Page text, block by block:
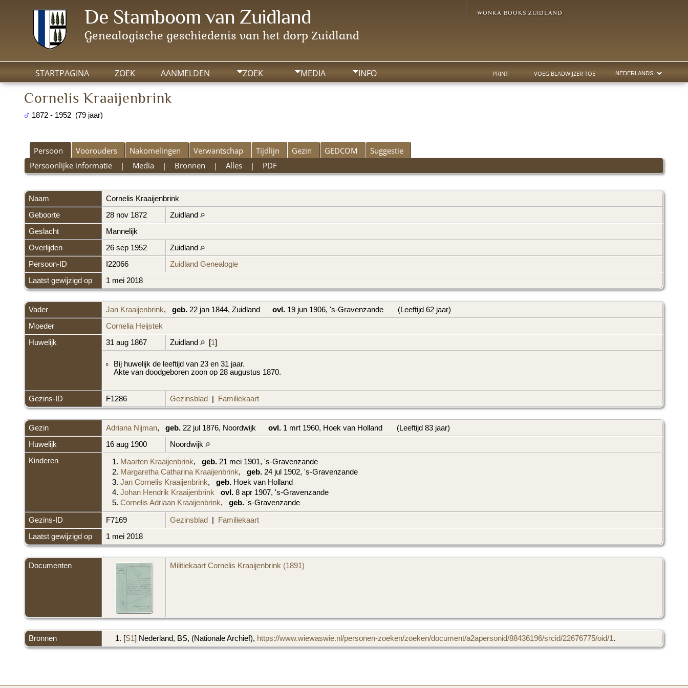
De Stamboom van Zuidland
Genealogische geschiedenis van het dorp Zuidland
WONKA BOOKS ZUIDLAND
ZOEK MEDIA INFO
STARTPAGINA ZOEK AANMELDEN PRINT VOEG BLADWIJZER TOE
Cornelis Kraaijenbrink
1872 - 1952 (79 jaar)
Persoon Voorouders Nakomelingen Verwantschap Tijdlijn Gezin GEDCOM
Suggestie
Persoonlijke informatie | Media | Bronnen |Alles | PDF
Naam Cornelis Kraaijenbrink
Geboorte
28 nov 1872
Zuidland
Geslacht
Mannelijk
Overlijden
26 sep 1952
Zuidland
Persoon-ID
I22066
Zuidland Genealogie
Laatst gewijzigd op
1 mei 2018
Vader Jan Kraaijenbrink, geb. 22 jan 1844, Zuidland ovl. 19 jun 1906, 's-Gravenzande
(Leeftijd 62 jaar)
Moeder
Cornelia Heijstek
Huwelijk
31 aug 1867 Zuidland [1]
Bij huwelijk de leeftijd van 23 en 31 jaar.
Akte van doodgeboren zoon op 28 augustus 1870.
Gezins-ID F1286 Gezinsblad | Familiekaart
Gezin Adriana Nijman, geb. 22 jul 1876, Noordwijk ovl. 1 mrt 1960, Hoek van Holland
(Leeftijd 83 jaar)
Huwelijk
16 aug 1900
Noordwijk
Kinderen
1. Maarten Kraaijenbrink, geb. 21 mei 1901, 's-Gravenzande
2. Margaretha Catharina Kraaijenbrink, geb. 24 jul 1902, 's-Gravenzande
3. Jan Cornelis Kraaijenbrink, geb. Hoek van Holland
4. Johan Hendrik Kraaijenbrink ovl. 8 apr 1907, 's-Gravenzande
5. Cornelis Adriaan Kraaijenbrink, geb. 's-Gravenzande
Gezins-ID F7169 Gezinsblad | Familiekaart
Laatst gewijzigd op
1 mei 2018
Documenten Militiekaart Cornelis Kraaijenbrink (1891)
Bronnen [S1] Nederland, BS, (Nationale Archief), https://www.wiewaswie.nl/personen-zoeken/zoeken/document/a2apersonid/88436196/srcid/22676775/oid/1.